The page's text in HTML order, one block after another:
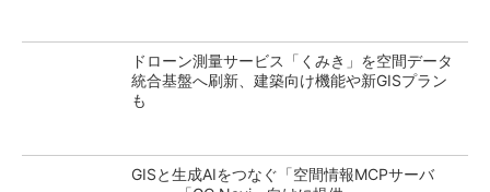
ドローン測量サービス「くみき」を空間データ
統合基盤へ刷新、建築向け機能や新GISプラン
も
GISと生成AIをつなぐ「空間情報MCPサーバ